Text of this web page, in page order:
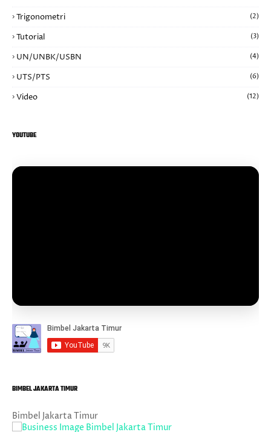
Trigonometri (2)
Tutorial (3)
UN/UNBK/USBN (4)
UTS/PTS (6)
Video (12)
YOUTUBE
BIMBEL JAKARTA TIMUR
Bimbel Jakarta Timur